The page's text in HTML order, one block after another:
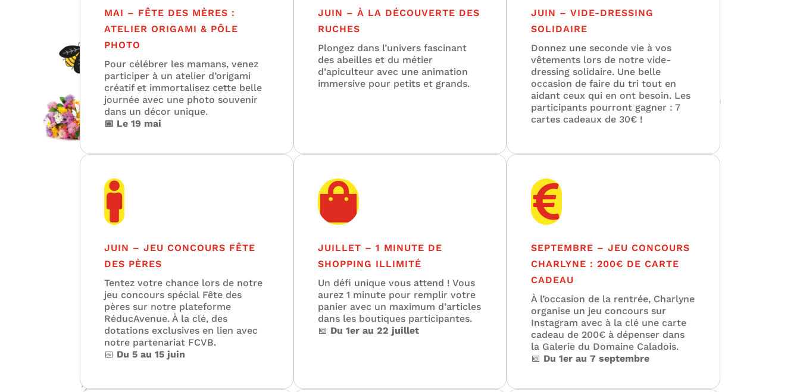
MAI – FÊTE DES MÈRES :
ATELIER ORIGAMI & PÔLE
PHOTO
Pour célébrer les mamans, venez
participer à un atelier d’origami
créatif et immortalisez cette belle
journée avec une photo souvenir
dans un décor unique.
📅 Le 19 mai
JUIN – À LA DÉCOUVERTE DES
RUCHES
Plongez dans l’univers fascinant
des abeilles et du métier
d’apiculteur avec une animation
immersive pour petits et grands.
JUIN – VIDE-DRESSING
SOLIDAIRE
Donnez une seconde vie à vos
vêtements lors de notre vide-
dressing solidaire. Une belle
occasion de faire du tri tout en
aidant ceux qui en ont besoin. Les
participants pourront gagner : 7
cartes cadeaux de 30€ !

JUIN – JEU CONCOURS FÊTE
DES PÈRES
Tentez votre chance lors de notre
jeu concours spécial Fête des
pères sur notre plateforme
RéducAvenue. À la clé, des
dotations exclusives en lien avec
notre partenariat FCVB.
📅 Du 5 au 15 juin

JUILLET – 1 MINUTE DE
SHOPPING ILLIMITÉ
Un défi unique vous attend ! Vous
aurez 1 minute pour remplir votre
panier avec un maximum d’articles
dans les boutiques participantes.
📅 Du 1er au 22 juillet

SEPTEMBRE – JEU CONCOURS
CHARLYNE : 200€ DE CARTE
CADEAU
À l’occasion de la rentrée, Charlyne
organise un jeu concours sur
Instagram avec à la clé une carte
cadeau de 200€ à dépenser dans
la Galerie du Domaine Caladois.
📅 Du 1er au 7 septembre